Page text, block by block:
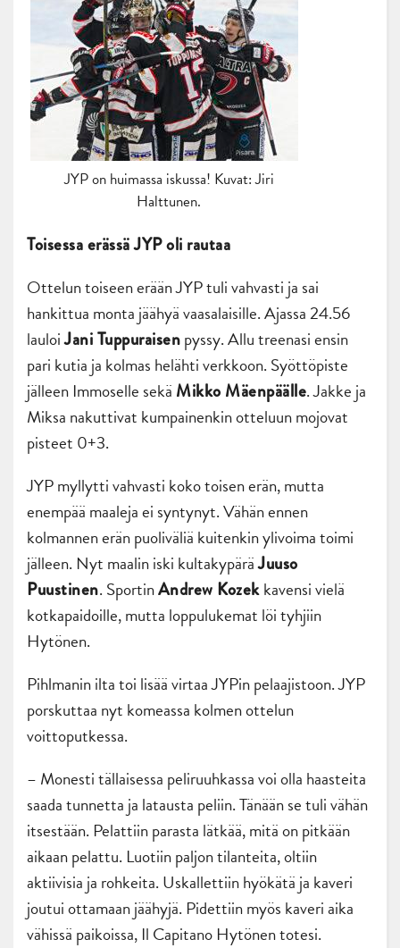
JYP on huimassa iskussa! Kuvat: Jiri
Halttunen.
Toisessa erässä JYP oli rautaa
Ottelun toiseen erään JYP tuli vahvasti ja sai
hankittua monta jäähyä vaasalaisille. Ajassa 24.56
lauloiJani Tuppuraisenpyssy. Allu treenasi ensin
pari kutia ja kolmas helähti verkkoon. Syöttöpiste
jälleen Immoselle sekä Mikko Mäenpäälle. Jakke ja
Miksa nakuttivat kumpainenkin otteluun mojovat
pisteet 0+3.
JYP myllytti vahvasti koko toisen erän, mutta
enempää maaleja ei syntynyt. Vähän ennen
kolmannen erän puoliväliä kuitenkin ylivoima toimi
jälleen. Nyt maalin iski kultakypäräJuuso
Puustinen. SportinAndrew Kozekkavensi vielä
kotkapaidoille, mutta loppulukemat löi tyhjiin
Hytönen.
Pihlmanin ilta toi lisää virtaa JYPin pelaajistoon. JYP
porskuttaa nyt komeassa kolmen ottelun
voittoputkessa.
– Monesti tällaisessa peliruuhkassa voi olla haasteita
saada tunnetta ja latausta peliin. Tänään se tuli vähän
itsestään. Pelattiin parasta lätkää, mitä on pitkään
aikaan pelattu. Luotiin paljon tilanteita, oltiin
aktiivisia ja rohkeita. Uskallettiin hyökätä ja kaveri
joutui ottamaan jäähyjä. Pidettiin myös kaveri aika
vähissä paikoissa, Il Capitano Hytönen totesi.